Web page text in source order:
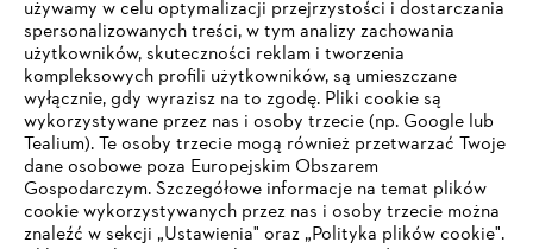
Firma
używamy w celu optymalizacji przejrzystości i dostarczania
spersonalizowanych treści, w tym analizy zachowania
użytkowników, skuteczności reklam i tworzenia
kompleksowych profili użytkowników, są umieszczane
wyłącznie, gdy wyrazisz na to zgodę. Pliki cookie są
wykorzystywane przez nas i osoby trzecie (np. Google lub
Tealium). Te osoby trzecie mogą również przetwarzać Twoje
dane osobowe poza Europejskim Obszarem
Gospodarczym. Szczegółowe informacje na temat plików
cookie wykorzystywanych przez nas i osoby trzecie można
znaleźć w sekcji „Ustawienia" oraz „Polityka plików cookie".